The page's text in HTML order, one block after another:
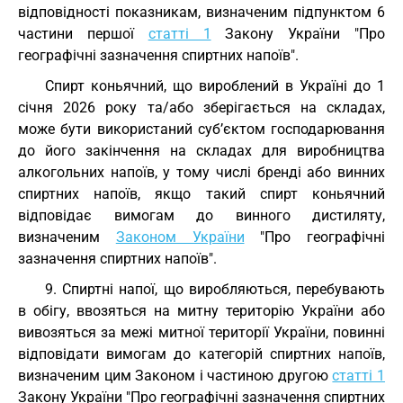
відповідності показникам, визначеним підпунктом 6
частини першої статті 1
Закону України "Про
географічні зазначення спиртних напоїв".
Спирт коньячний, що вироблений в Україні до 1
січня 2026 року та/або зберігається на складах,
може бути використаний суб’єктом господарювання
до його закінчення на складах для виробництва
алкогольних напоїв, у тому числі бренді або винних
спиртних напоїв, якщо такий спирт коньячний
відповідає вимогам до винного дистиляту,
визначеним Законом України "Про географічні
зазначення спиртних напоїв".
9. Спиртні напої, що виробляються, перебувають
в обігу, ввозяться на митну територію України або
вивозяться за межі митної території України, повинні
відповідати вимогам до категорій спиртних напоїв,
визначеним цим Законом і частиною другоюстатті 1
Закону України "Про географічні зазначення спиртних